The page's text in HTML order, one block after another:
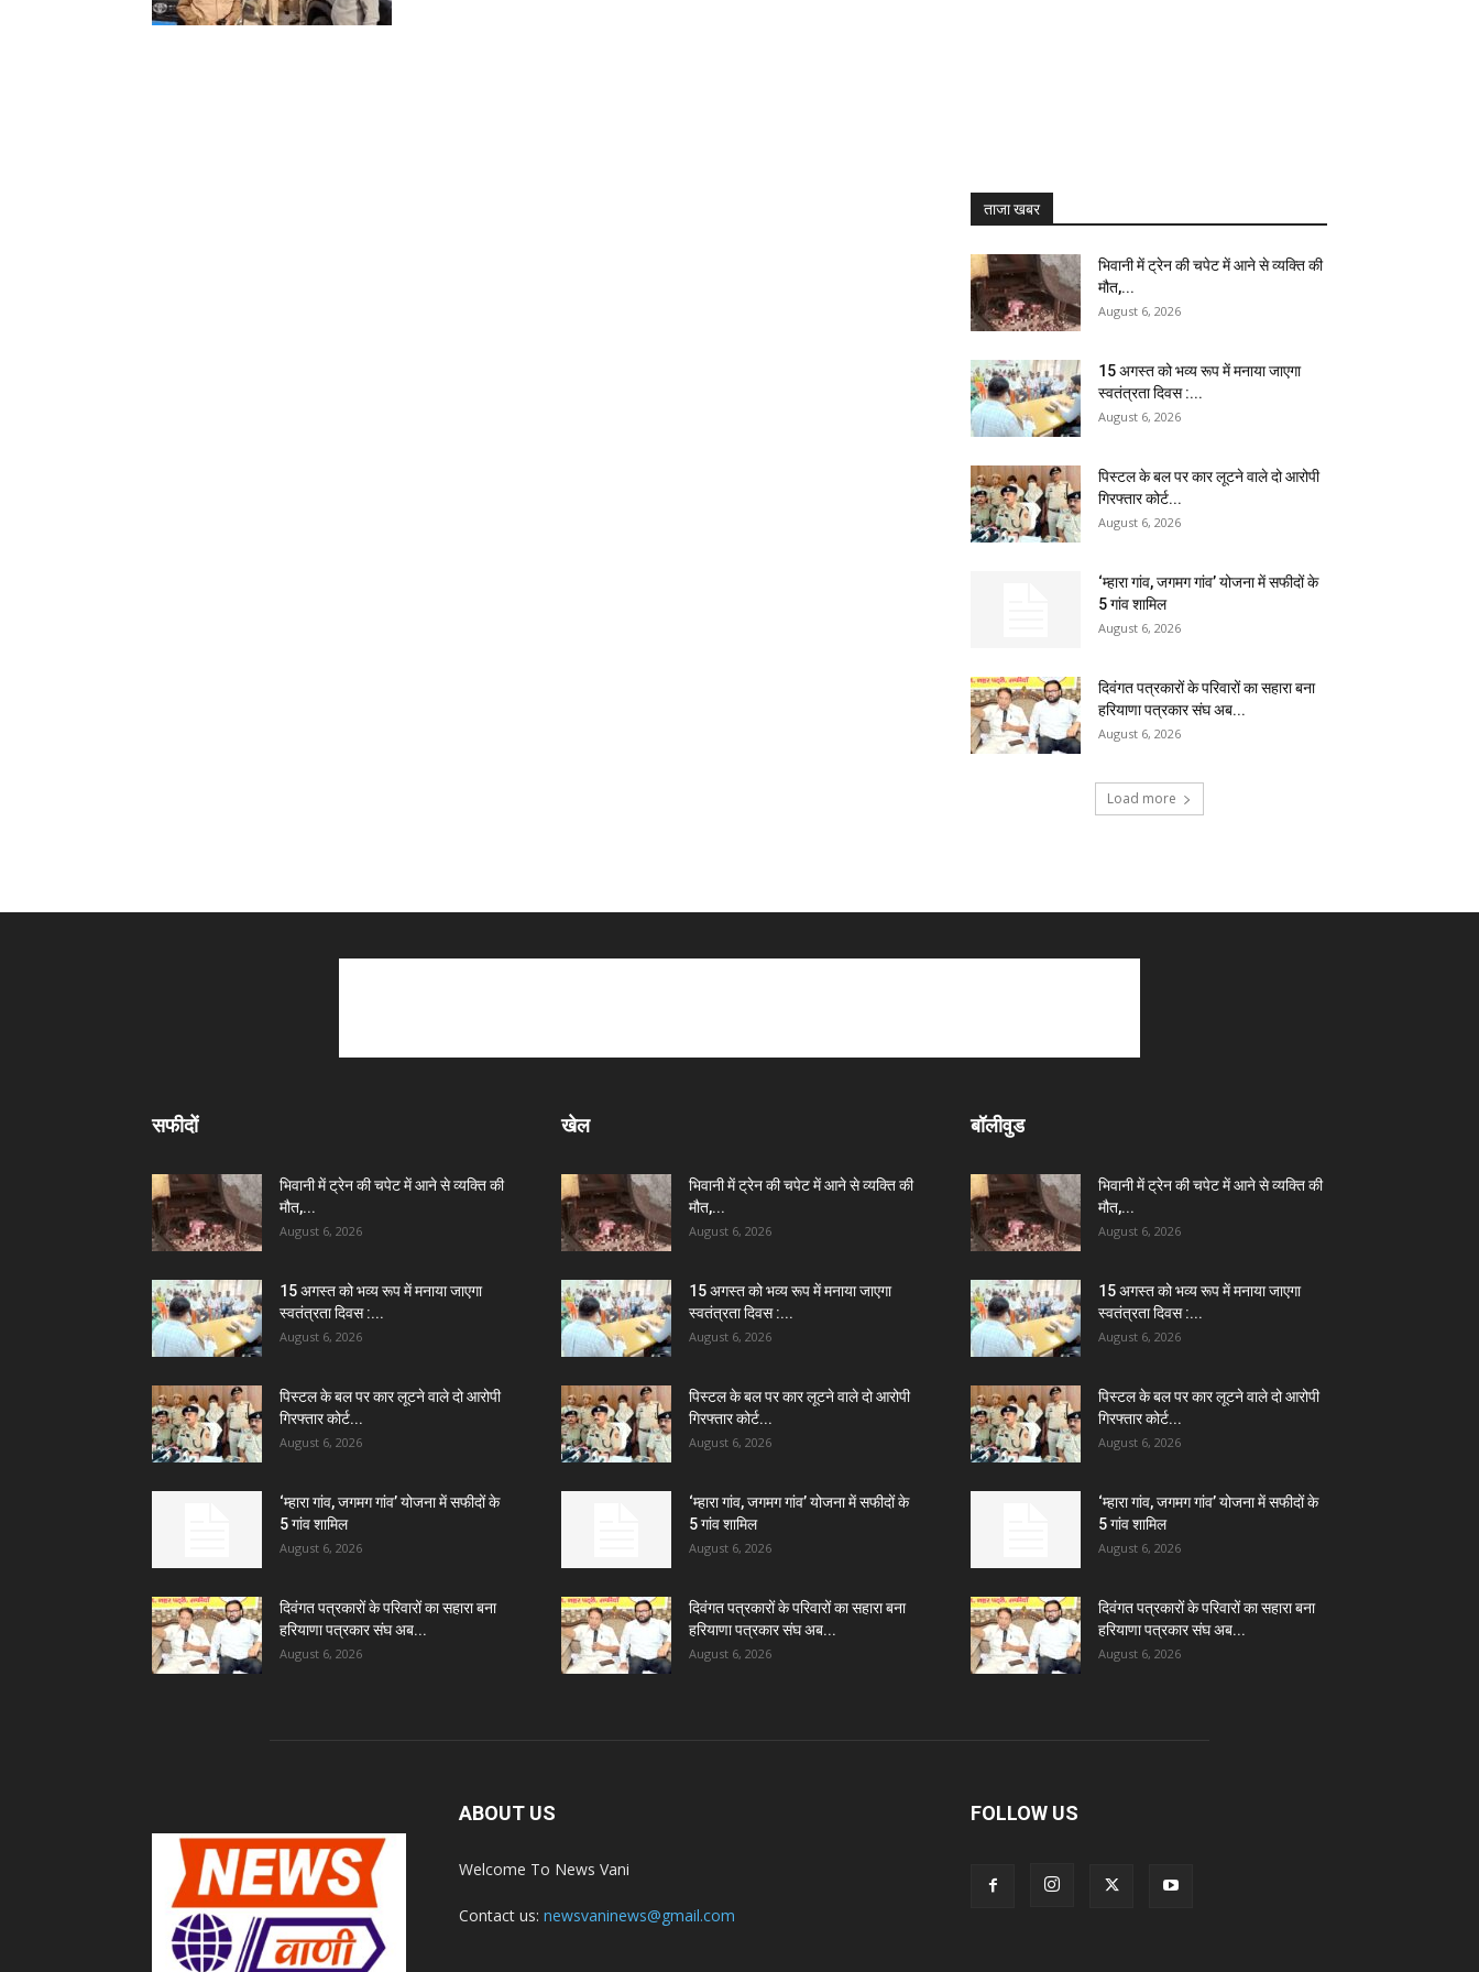
ताजा खबर
भिवानी में ट्रेन की चपेट में आने से व्यक्ति की
मौत,...
August 6, 2026
15 अगस्त को भव्य रूप में मनाया जाएगा
स्वतंत्रता दिवस :...
August 6, 2026
पिस्टल के बल पर कार लूटने वाले दो आरोपी
गिरफ्तार कोर्ट...
August 6, 2026
‘म्हारा गांव, जगमग गांव’ योजना में सफीदों के
5 गांव शामिल
August 6, 2026
दिवंगत पत्रकारों के परिवारों का सहारा बना
हरियाणा पत्रकार संघ अब...
August 6, 2026
Load more
सफीदों
भिवानी में ट्रेन की चपेट में आने से व्यक्ति की
मौत,...
August 6, 2026
15 अगस्त को भव्य रूप में मनाया जाएगा
स्वतंत्रता दिवस :...
August 6, 2026
पिस्टल के बल पर कार लूटने वाले दो आरोपी
गिरफ्तार कोर्ट...
August 6, 2026
‘म्हारा गांव, जगमग गांव’ योजना में सफीदों के
5 गांव शामिल
August 6, 2026
दिवंगत पत्रकारों के परिवारों का सहारा बना
हरियाणा पत्रकार संघ अब...
August 6, 2026
खेल
भिवानी में ट्रेन की चपेट में आने से व्यक्ति की
मौत,...
August 6, 2026
15 अगस्त को भव्य रूप में मनाया जाएगा
स्वतंत्रता दिवस :...
August 6, 2026
पिस्टल के बल पर कार लूटने वाले दो आरोपी
गिरफ्तार कोर्ट...
August 6, 2026
‘म्हारा गांव, जगमग गांव’ योजना में सफीदों के
5 गांव शामिल
August 6, 2026
दिवंगत पत्रकारों के परिवारों का सहारा बना
हरियाणा पत्रकार संघ अब...
August 6, 2026
बॉलीवुड
भिवानी में ट्रेन की चपेट में आने से व्यक्ति की
मौत,...
August 6, 2026
15 अगस्त को भव्य रूप में मनाया जाएगा
स्वतंत्रता दिवस :...
August 6, 2026
पिस्टल के बल पर कार लूटने वाले दो आरोपी
गिरफ्तार कोर्ट...
August 6, 2026
‘म्हारा गांव, जगमग गांव’ योजना में सफीदों के
5 गांव शामिल
August 6, 2026
दिवंगत पत्रकारों के परिवारों का सहारा बना
हरियाणा पत्रकार संघ अब...
August 6, 2026
ABOUT US
Welcome To News Vani
Contact us: newsvaninews@gmail.com
FOLLOW US